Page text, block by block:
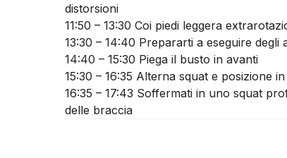
distorsioni
11:50 – 13:30 Coi piedi leggera
13:30 – 14:40 Prepararti a eseguire degli
14:40 – 15:30 Piega il busto in avanti
15:30 – 16:35 Alterna squat e posizione
16:35 – 17:43 Soffermati in uno squat
delle braccia